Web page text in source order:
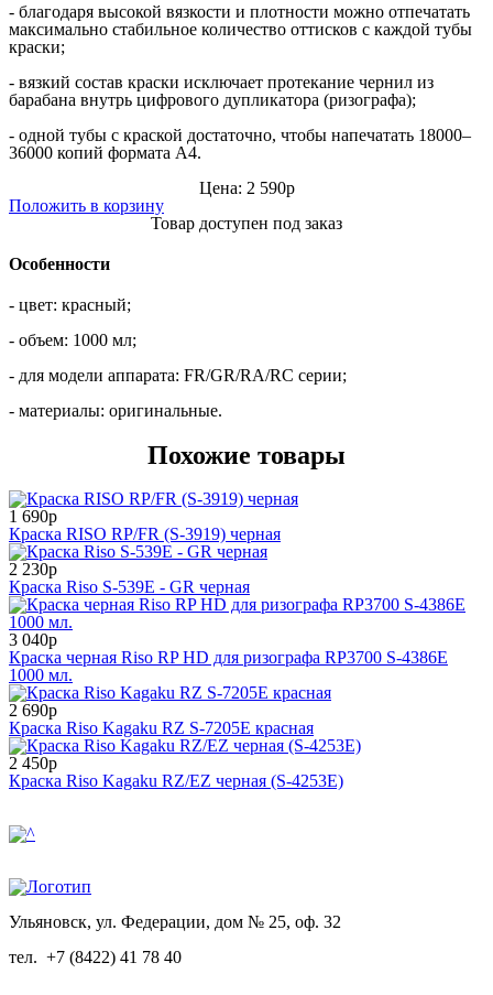
- благодаря высокой вязкости и плотности можно отпечатать
максимально стабильное количество оттисков с каждой тубы
краски;
- вязкий состав краски исключает протекание чернил из
барабана внутрь цифрового дупликатора (ризографа);
- одной тубы с краской достаточно, чтобы напечатать 18000–
36000 копий формата А4.
Цена: 2 590р
Положить в корзину
Товар доступен под заказ
Особенности
- цвет: красный;
- объем: 1000 мл;
- для модели аппарата: FR/GR/RA/RC серии;
- материалы: оригинальные.
Похожие товары
1 690р
Краска RISO RP/FR (S-3919) черная
2 230р
Краска Riso S-539E - GR черная
3 040р
Краска черная Riso RP HD для ризографа RP3700 S-4386E
1000 мл.
2 690р
Краска Riso Kagaku RZ S-7205E красная
2 450р
Краска Riso Kagaku RZ/EZ черная (S-4253E)
Ульяновск, ул. Федерации, дом № 25, оф. 32
тел. +7 (8422) 41 78 40